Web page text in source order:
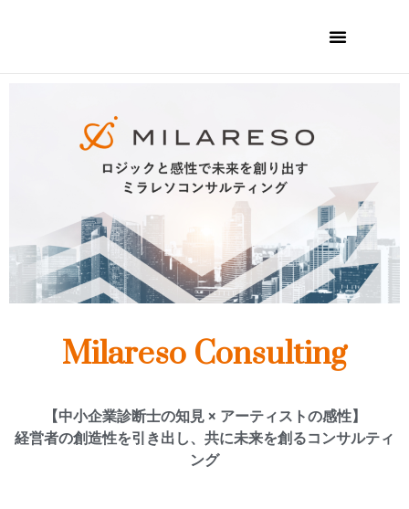
Milareso Consulting
【中小企業診断士の知見 × アーティストの感性】
経営者の創造性を引き出し、共に未来を創るコンサルティ
ング